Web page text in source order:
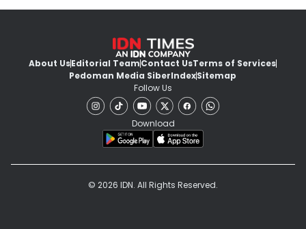
About UsEditorial TeamContact UsTerms of Services
Pedoman Media SiberIndexSitemap
Follow Us
Download
© 2026 IDN. All Rights Reserved.